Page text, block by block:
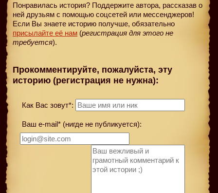
Понравилась история? Поддержите автора, рассказав о
ней друзьям с помощью соцсетей или мессенджеров!
Если Вы знаете историю получше, обязательно
присылайте её нам (регистрация для этого не
требуется).
Прокомментируйте, пожалуйста, эту
историю (регистрация не нужна):
Как Вас зовут*:
Ваш e-mail* (нигде не публикуется):